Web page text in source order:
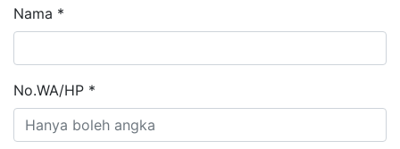
Nama *
No.WA/HP *